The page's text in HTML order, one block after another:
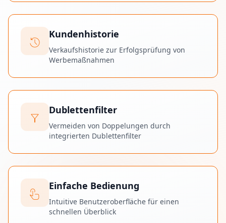
history Kundenhistorie
Verkaufshistorie zur Erfolgsprüfung von
Werbemaßnahmen
filter_alt Dublettenfilter
Vermeiden von Doppelungen durch
integrierten Dublettenfilter
touch_app Einfache Bedienung
Intuitive Benutzeroberfläche für einen
schnellen Überblick